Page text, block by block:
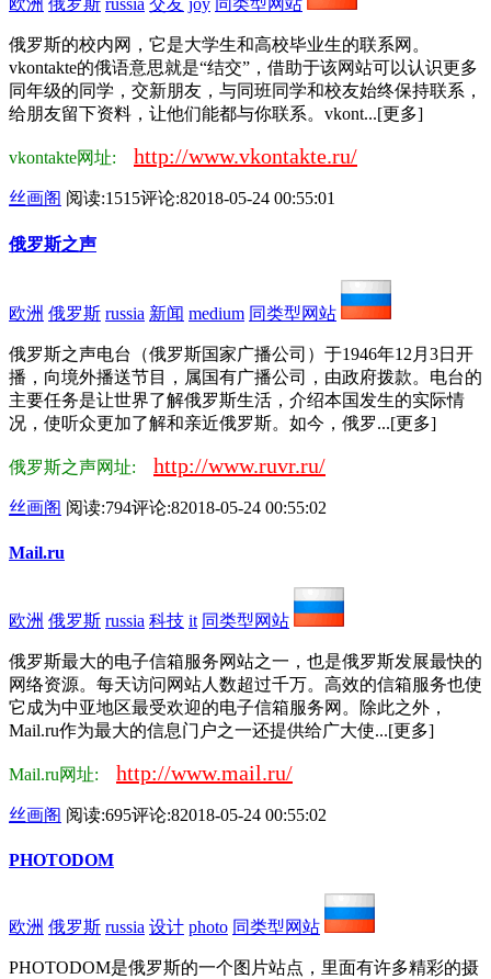
俄罗斯的校内网，它是大学生和高校毕业生的联系网。
vkontakte的俄语意思就是“结交”，借助于该网站可以认识更多
同年级的同学，交新朋友，与同班同学和校友始终保持联系，
给朋友留下资料，让他们能都与你联系。vkont...[更多]
vkontakte网址: http://www.vkontakte.ru/
丝画阁 阅读:1515评论:82018-05-24 00:55:01
俄罗斯之声
欧洲 俄罗斯 russia 新闻 medium 同类型网站
俄罗斯之声电台（俄罗斯国家广播公司）于1946年12月3日开
播，向境外播送节目，属国有广播公司，由政府拨款。电台的
主要任务是让世界了解俄罗斯生活，介绍本国发生的实际情
况，使听众更加了解和亲近俄罗斯。如今，俄罗...[更多]
俄罗斯之声网址: http://www.ruvr.ru/
丝画阁 阅读:794评论:82018-05-24 00:55:02
Mail.ru
欧洲 俄罗斯 russia 科技 it 同类型网站
俄罗斯最大的电子信箱服务网站之一，也是俄罗斯发展最快的
网络资源。每天访问网站人数超过千万。高效的信箱服务也使
它成为中亚地区最受欢迎的电子信箱服务网。除此之外，
Mail.ru作为最大的信息门户之一还提供给广大使...[更多]
Mail.ru网址: http://www.mail.ru/
丝画阁 阅读:695评论:82018-05-24 00:55:02
PHOTODOM
欧洲 俄罗斯 russia 设计 photo 同类型网站
PHOTODOM是俄罗斯的一个图片站点，里面有许多精彩的摄